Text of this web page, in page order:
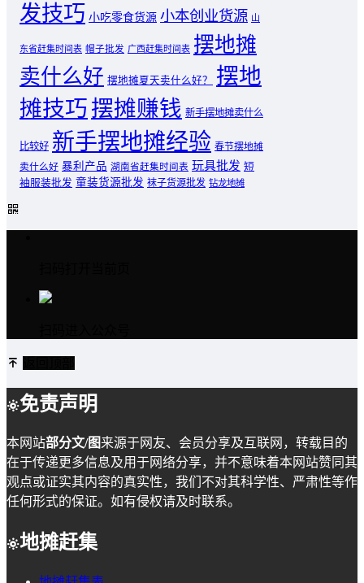
发技巧 小吃零食货源 小本创业货源 山
东省赶集时间表 帽子批发 广西赶集时间表 摆地摊
卖什么好 摆地摊夏天卖什么好？
摆地
摊技巧摆摊赚钱 新手摆地摊卖什么
比较好 新手摆地摊经验 春节摆地摊
卖什么好 暴利产品 湖南省赶集时间表 玩具批发 短
袖服装批发 童装货源批发 袜子货源批发 钻龙地摊
免责声明
本网站部分文/图来源于网友、会员分享及互联网，转载目的
在于传递更多信息及用于网络分享，并不意味着本网站赞同其
观点或证实其内容的真实性，我们不对其科学性、严肃性等作
任何形式的保证。如有侵权请及时联系。
地摊赶集